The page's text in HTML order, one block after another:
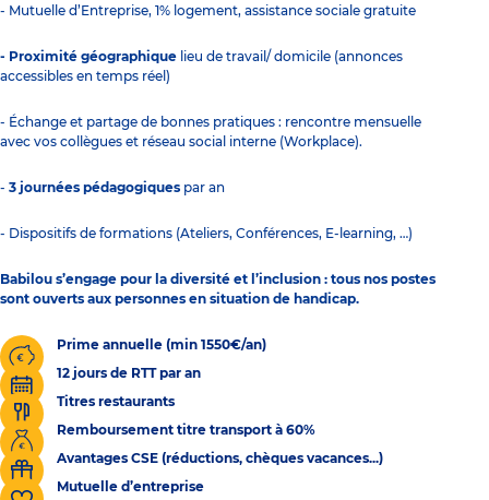
- Mutuelle d’Entreprise, 1% logement, assistance sociale gratuite
- Proximité géographique lieu de travail/ domicile (annonces
accessibles en temps réel)
- Échange et partage de bonnes pratiques : rencontre mensuelle
avec vos collègues et réseau social interne (Workplace).
- 3 journées pédagogiques par an
- Dispositifs de formations (Ateliers, Conférences, E-learning, …)
Babilou s’engage pour la diversité et l’inclusion : tous nos postes
sont ouverts aux personnes en situation de handicap.
Prime annuelle (min 1550€/an)
12 jours de RTT par an
Titres restaurants
Remboursement titre transport à 60%
Avantages CSE (réductions, chèques vacances...)
Mutuelle d’entreprise